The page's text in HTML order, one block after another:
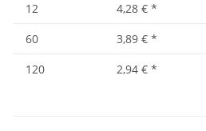
12 4,28 € *
60
3,89 € *
120
2,94 € *